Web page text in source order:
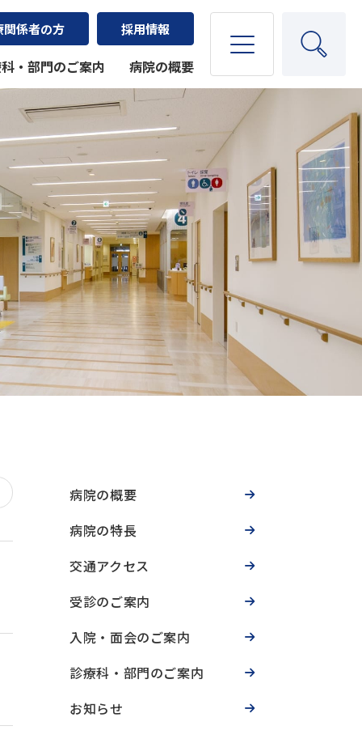
関係者の方 採用情報
・部門のご案内 病院の概要
病院の概要
病院の特長
交通アクセス
受診のご案内
入院・面会のご案内
診療科・部門のご案内
お知らせ